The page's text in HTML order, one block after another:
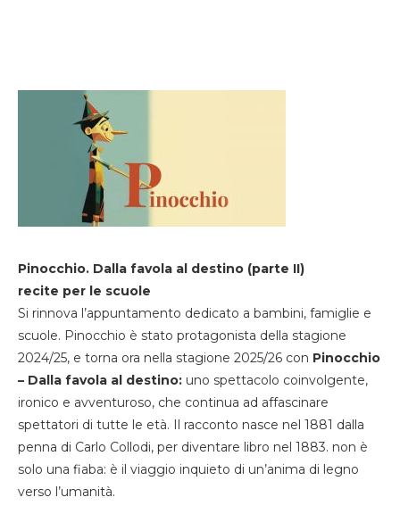
Pinocchio. Dalla favola al destino (parte II)
recite per le scuole
Si rinnova l’appuntamento dedicato a bambini, famiglie e
scuole. Pinocchio è stato protagonista della stagione
2024/25, e torna ora nella stagione 2025/26 con Pinocchio
– Dalla favola al destino: uno spettacolo coinvolgente,
ironico e avventuroso, che continua ad affascinare
spettatori di tutte le età. Il racconto nasce nel 1881 dalla
penna di Carlo Collodi, per diventare libro nel 1883. non è
solo una fiaba: è il viaggio inquieto di un’anima di legno
verso l’umanità.